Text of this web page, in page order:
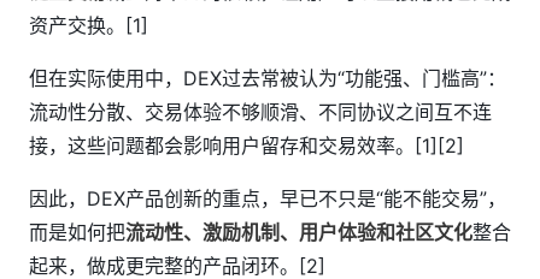
资产交换。[1]
但在实际使用中，DEX过去常被认为“功能强、门槛高”：
流动性分散、交易体验不够顺滑、不同协议之间互不连
接，这些问题都会影响用户留存和交易效率。[1][2]
因此，DEX产品创新的重点，早已不只是“能不能交易”，
而是如何把流动性、激励机制、用户体验和社区文化整合
起来，做成更完整的产品闭环。[2]